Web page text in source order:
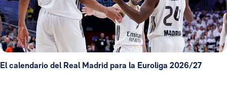
El calendario del Real Madrid para la Euroliga 2026/27